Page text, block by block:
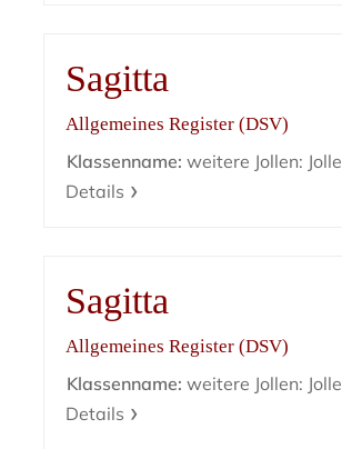
Sagitta
Allgemeines Register (DSV)
Klassenname: weitere Jollen: Jolle
Details
Sagitta
Allgemeines Register (DSV)
Klassenname: weitere Jollen: Jolle
Details